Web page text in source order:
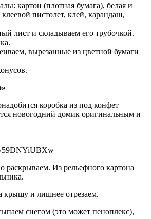
картон (плотная бумага), белая и
клеевой пистолет, клей, карандаш,
лист и складываем его трубочкой.
вырезанные из цветной бумаги
коробка из под конфет
новогодний домик оригинальным и
раскрываем. Из рельефного картона
крышу и лишнее отрезаем.
снегом (это может пеноплекс),